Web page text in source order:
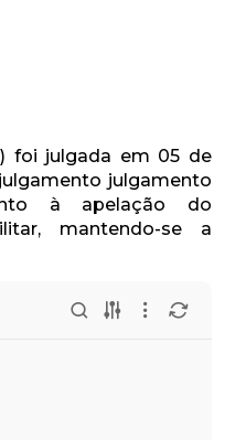
foi julgada em 05 de
julgamento
à apelação do
mantendo-se a